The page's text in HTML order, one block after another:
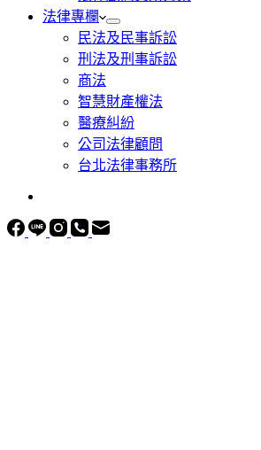
法律專欄
民法及民事訴訟
刑法及刑事訴訟
商法
智慧財產權法
醫療糾紛
公司法律顧問
台北法律事務所